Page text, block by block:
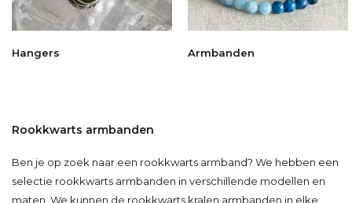
Hangers Armbanden
Rookkwarts armbanden
Ben je op zoek naar een rookkwarts armband? We hebben een
selectie rookkwarts armbanden in verschillende modellen en
maten. We kunnen de rookkwarts kralen armbanden in elke